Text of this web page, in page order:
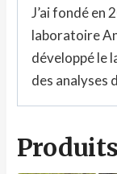
J’ai fondé en
laboratoire
développé le
des analyses